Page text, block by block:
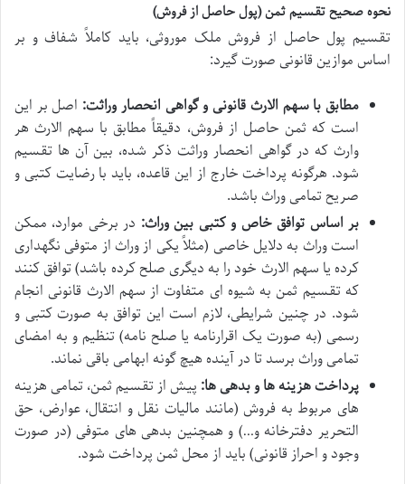
نحوه صحیح تقسیم ثمن (پول حاصل از فروش)
تقسیم پول حاصل از فروش ملک موروثی، باید کاملاً شفاف و بر
اساس موازین قانونی صورت گیرد:
مطابق با سهم الارث قانونی و گواهی انحصار وراثت: اصل بر این
است که ثمن حاصل از فروش، دقیقاً مطابق با سهم الارث هر
وارث که در گواهی انحصار وراثت ذکر شده، بین آن ها تقسیم
شود. هرگونه پرداخت خارج از این قاعده، باید با رضایت کتبی و
صریح تمامی وراث باشد.
بر اساس توافق خاص و کتبی بین وراث: در برخی موارد، ممکن
است وراث به دلایل خاصی (مثلاً یکی از وراث از متوفی نگهداری
کرده یا سهم الارث خود را به دیگری صلح کرده باشد) توافق کنند
که تقسیم ثمن به شیوه ای متفاوت از سهم الارث قانونی انجام
شود. در چنین شرایطی، لازم است این توافق به صورت کتبی و
رسمی (به صورت یک اقرارنامه یا صلح نامه) تنظیم و به امضای
تمامی وراث برسد تا در آینده هیچ گونه ابهامی باقی نماند.
پرداخت هزینه ها و بدهی ها: پیش از تقسیم ثمن، تمامی هزینه
های مربوط به فروش (مانند مالیات نقل و انتقال، عوارض، حق
التحریر دفترخانه و…) و همچنین بدهی های متوفی (در صورت
وجود و احراز قانونی) باید از محل ثمن پرداخت شود.